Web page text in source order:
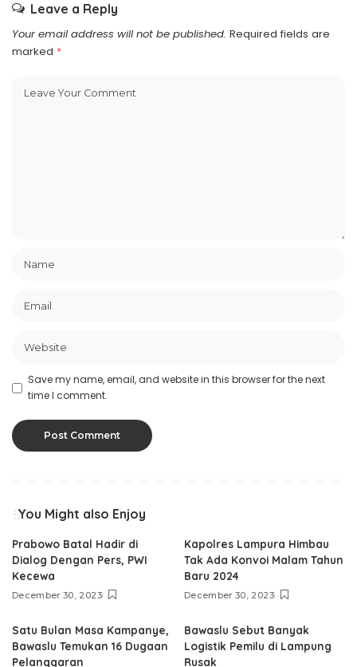
Leave a Reply
Your email address will not be published. Required fields are
marked *
Save my name, email, and website in this browser for the next
time I comment.
You Might also Enjoy
Prabowo Batal Hadir di
Dialog Dengan Pers, PWI
Kecewa
December 30, 2023
Kapolres Lampura Himbau
Tak Ada Konvoi Malam Tahun
Baru 2024
December 30, 2023
Satu Bulan Masa Kampanye,
Bawaslu Temukan 16 Dugaan
Pelanggaran
Bawaslu Sebut Banyak
Logistik Pemilu di Lampung
Rusak